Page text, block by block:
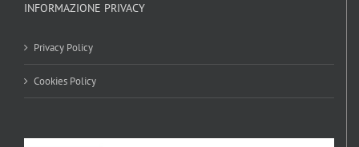
INFORMAZIONE PRIVACY
Privacy Policy
Cookies Policy